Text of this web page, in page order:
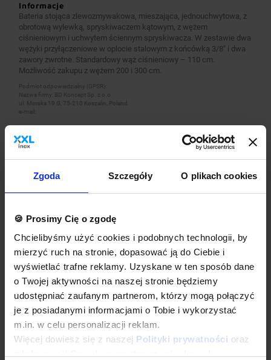
Zgoda Szczegóły O plikach cookies
🍪 Prosimy Cię o zgodę
Chcielibyśmy użyć cookies i podobnych technologii, by
mierzyć ruch na stronie, dopasować ją do Ciebie i
wyświetlać trafne reklamy. Uzyskane w ten sposób dane
o Twojej aktywności na naszej stronie będziemy
udostępniać zaufanym partnerom, którzy mogą połączyć
je z posiadanymi informacjami o Tobie i wykorzystać
m.in. w celu personalizacji reklam.
Więcej dowiesz się z naszej Polityki prywatności oraz
Informacje
Bateria stojąca zlewozmywakowa, mieszająca, jednouchwytowa, z
obrotową wylewką, spryskiwaczem kątowym, z wężem
ciśnieniowym i uchwytem ściennym spryskiwacza. W zestawie dwa
wężyki przyłączeniowe w oplocie stalowym z końcówką 3/8″ i dwa
zawory zwrotne. Standardowy wąż ciśnieniowy – 110 cm.
Możliwość zakupu z wężem 200 i 300 cm.
Podmiot odpowiedzialny (GPSR):
Nazwa firmy: BD Koncept Sp. z o.o.
ul. Morska 19 G, 75-210 Koszalin, Poland
e-mail:
Dane techniczne
Kup w zestawie
Bateria zlewozmywakowa stojąca jednouchwytowa ze